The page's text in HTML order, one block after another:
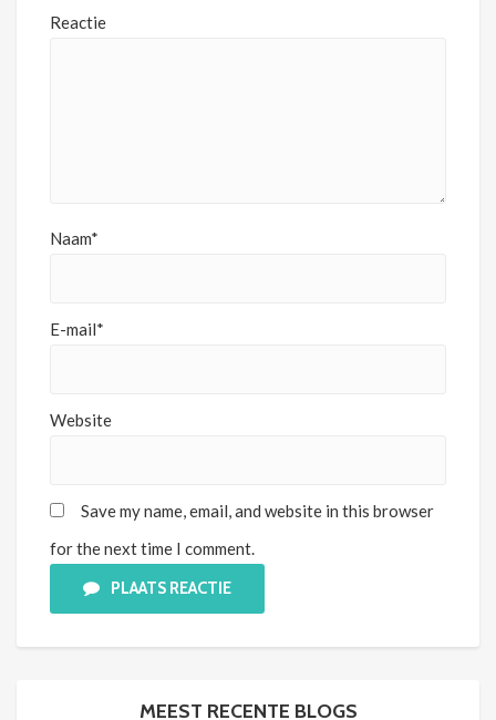
Reactie
Naam*
E-mail*
Website
Save my name, email, and website in this browser
for the next time I comment.
PLAATS REACTIE
MEEST RECENTE BLOGS